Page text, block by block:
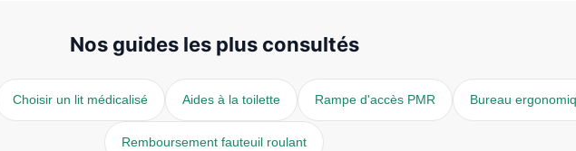
Nos guides les plus consultés
Choisir un lit médicalisé Aides à la toilette Rampe d'accès PMR Bureau
Remboursement fauteuil roulant